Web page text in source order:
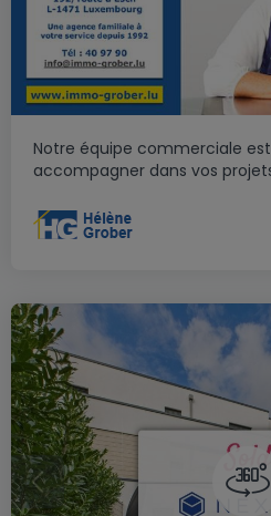
Notre équipe commerciale
accompagner dans vos